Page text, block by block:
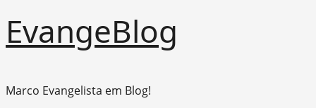
to
content
EvangeBlog
Marco Evangelista em Blog!